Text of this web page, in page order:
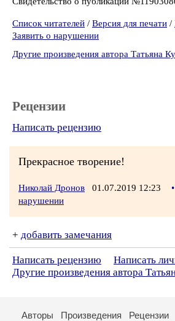
Список читателей / Версия для печати /
Заявить о нарушении
Другие произведения автора Татьяна
Рецензии
Написать рецензию
Прекрасное творение!
Николай Дронов 01.07.2019 12:23 •
нарушении
+ добавить замечания
Написать рецензию
Написать
Другие произведения автора
Авторы Произведения Рецензии